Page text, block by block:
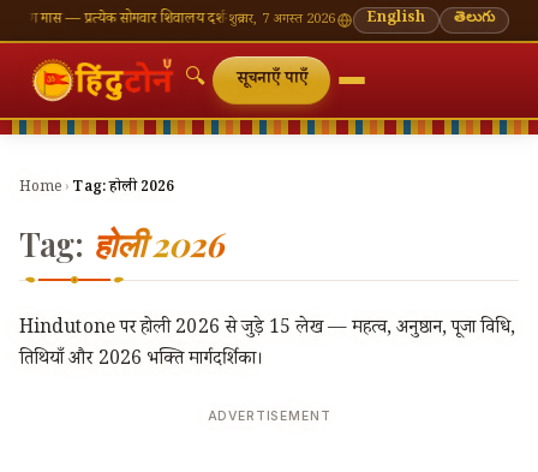
मास — प्रत्येक सोमवार शिवालय दर्शन का महत्व🌸 गणेश चतुर्थी — भाद्रपद शुक्ल चतुर्थी⛩ काशी
शुक्रवार, 7 अगस्त 2026 English తెలుగు
🔍 सूचनाएँ पाएँ
Home › Tag:होली 2026
Tag: होली 2026
Hindutone पर होली 2026 से जुड़े 15 लेख — महत्व, अनुष्ठान, पूजा विधि,
तिथियाँ और 2026 भक्ति मार्गदर्शिका।
ADVERTISEMENT